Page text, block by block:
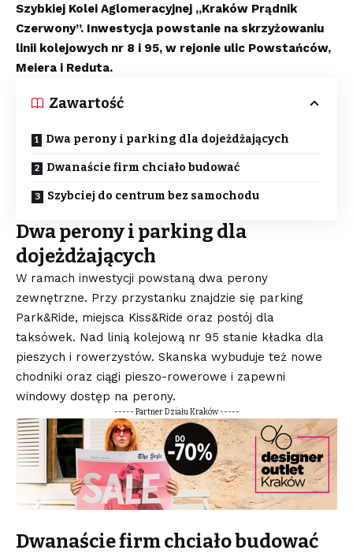
Szybkiej Kolei Aglomeracyjnej „Kraków Prądnik
Czerwony”. Inwestycja powstanie na skrzyżowaniu
linii kolejowych nr 8 i 95, w rejonie ulic Powstańców,
Meiera i Reduta.
Zawartość
Dwa perony i parking dla dojeżdżających
Dwanaście firm chciało budować
Szybciej do centrum bez samochodu
Dwa perony i parking dla
dojeżdżających
W ramach inwestycji powstaną dwa perony
zewnętrzne. Przy przystanku znajdzie się parking
Park&Ride, miejsca Kiss&Ride oraz postój dla
taksówek. Nad linią kolejową nr 95 stanie kładka dla
pieszych i rowerzystów. Skanska wybuduje też nowe
chodniki oraz ciągi pieszo-rowerowe i zapewni
windowy dostęp na perony.
----- Partner Działu Kraków -----
Dwanaście firm chciało budować